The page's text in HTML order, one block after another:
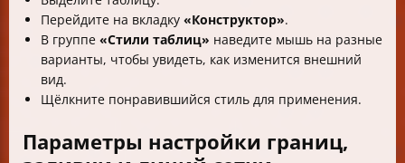
Перейдите на вкладку «Конструктор».
В группе «Стили таблиц» наведите мышь на разные
варианты, чтобы увидеть, как изменится внешний
вид.
Щёлкните понравившийся стиль для применения.
Параметры настройки границ,